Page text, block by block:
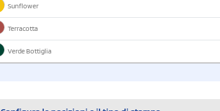
Sunflower
Terracotta
Verde Bottiglia